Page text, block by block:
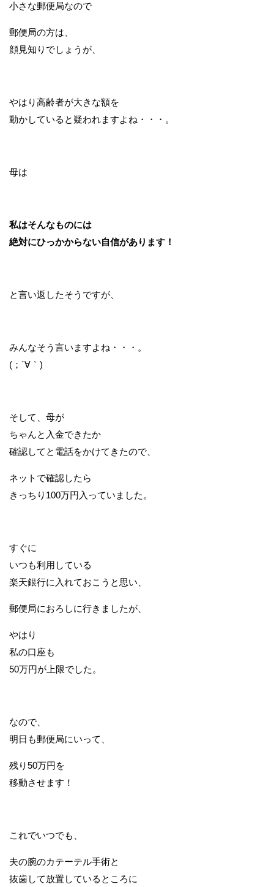
小さな郵便局なので
郵便局の方は、
顔見知りでしょうが、
やはり高齢者が大きな額を
動かしていると疑われますよね・・・。
母は
私はそんなものには
絶対にひっかからない自信があります！
と言い返したそうですが、
みんなそう言いますよね・・・。
(；´∀｀)
そして、母が
ちゃんと入金できたか
確認してと電話をかけてきたので、
ネットで確認したら
きっちり100万円入っていました。
すぐに
いつも利用している
楽天銀行に入れておこうと思い、
郵便局におろしに行きましたが、
やはり
私の口座も
50万円が上限でした。
なので、
明日も郵便局にいって、
残り50万円を
移動させます！
これでいつでも、
夫の腕のカテーテル手術と
抜歯して放置しているところに